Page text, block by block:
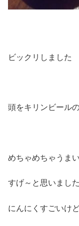
ビックリしました
頭をキリンビール
めちゃめちゃうまい
すげ～と思いまし
にんにくすごいけど